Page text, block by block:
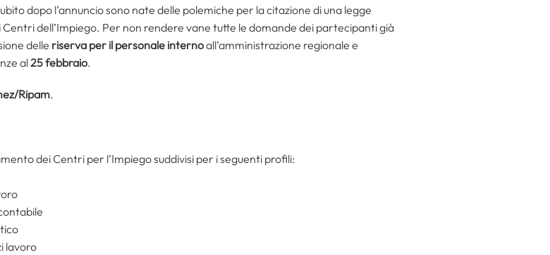
dopo l’annuncio sono nate delle polemiche per la citazione di una legge
dell’Impiego. Per non rendere vane tutte le domande dei partecipanti già
delle riserva per il personale internoall’amministrazione regionale e
al25 febbraio.
Ripam.
dei Centri per l’Impiego suddivisi per i seguenti profili:
lavoro